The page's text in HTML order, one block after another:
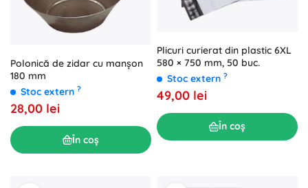
Polonică de zidar cu manșon
180 mm
Stoc extern ?
28,00 lei
În coș
Plicuri curierat din plastic 6XL
580 × 750 mm, 50 buc.
Stoc extern ?
49,00 lei
În coș